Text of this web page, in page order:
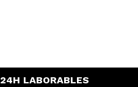
24H LABORABLES